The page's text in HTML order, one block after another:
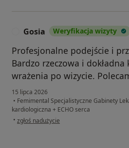
Gosia Weryfikacja wizyty
Profesjonalne podejście i
Bardzo rzeczowa i dokładna
wrażenia po wizycie.
15 lipca 2026
• Femimental Specjalistyczne Gabinety
kardiologiczna + ECHO serca
• w opinii użytkownika Gosia
zgłoś nadużycie